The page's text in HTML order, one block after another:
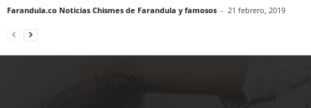
Farandula.co Noticias Chismes de Farandula y famosos - 21 febrero, 2019